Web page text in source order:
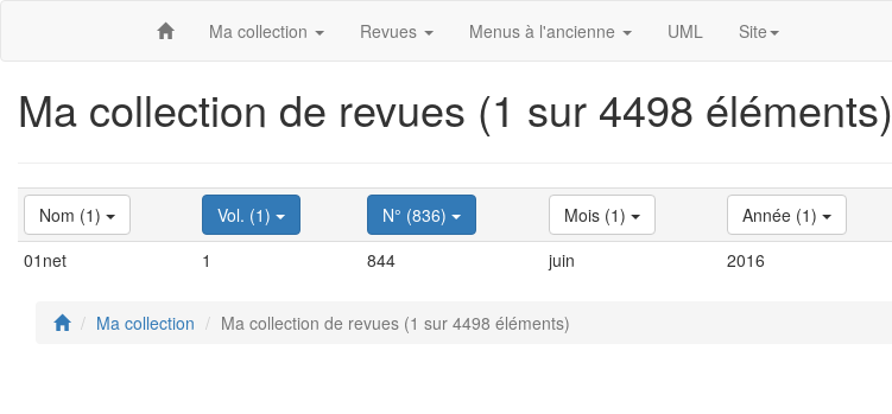
Ma collection Revues Menus à l'ancienne UML Site
Ma collection de revues (1 sur 4498 éléments)
Nom (1) Vol. (1) N° (836) Mois (1) Année (1)
01net
1 844 juin 2016
Ma collection Ma collection de revues (1 sur 4498 éléments)